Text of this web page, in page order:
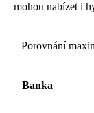
mohou nabízet i
Porovnání
Banka